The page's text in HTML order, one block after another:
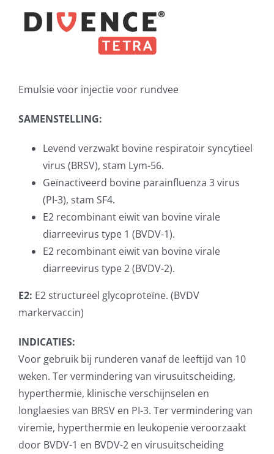
Emulsie voor injectie voor rundvee
SAMENSTELLING:
Levend verzwakt bovine respiratoir syncytieel
virus (BRSV), stam Lym-56.
Geïnactiveerd bovine parainfluenza 3 virus
(PI-3), stam SF4.
E2 recombinant eiwit van bovine virale
diarreevirus type 1 (BVDV-1).
E2 recombinant eiwit van bovine virale
diarreevirus type 2 (BVDV-2).
E2: E2 structureel glycoproteïne. (BVDV
markervaccin)
INDICATIES:
Voor gebruik bij runderen vanaf de leeftijd van 10
weken. Ter vermindering van virusuitscheiding,
hyperthermie, klinische verschijnselen en
longlaesies van BRSV en PI-3. Ter vermindering van
viremie, hyperthermie en leukopenie veroorzaakt
door BVDV-1 en BVDV-2 en virusuitscheiding